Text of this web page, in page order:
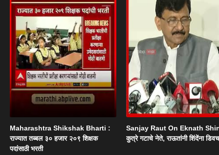
Maharashtra Shikshak Bharti :
राज्यात तब्बल ३० हजार २०९ शिक्षक
पदांसाठी भरती
Sanjay Raut On Eknath
कुत्रे गटाचे नेते, राऊतांनी शिंदेंना